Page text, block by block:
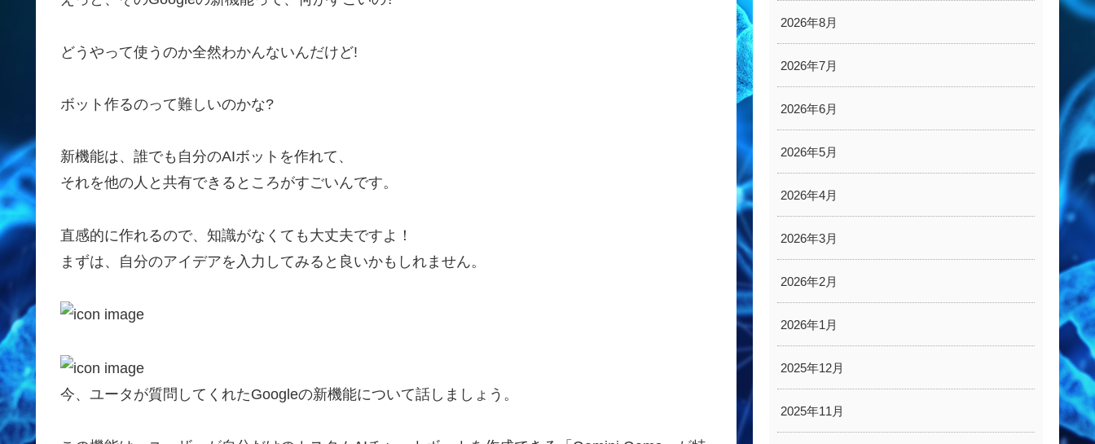
どうやって使うのか全然わかんないんだけど!
ボット作るのって難しいのかな?
新機能は、誰でも自分のAIボットを作れて、
それを他の人と共有できるところがすごいんです。
直感的に作れるので、知識がなくても大丈夫ですよ！
まずは、自分のアイデアを入力してみると良いかもしれません。
今、ユータが質問してくれたGoogleの新機能について話しましょう。
2026年8月
2026年7月
2026年6月
2026年5月
2026年4月
2026年3月
2026年2月
2026年1月
2025年12月
2025年11月